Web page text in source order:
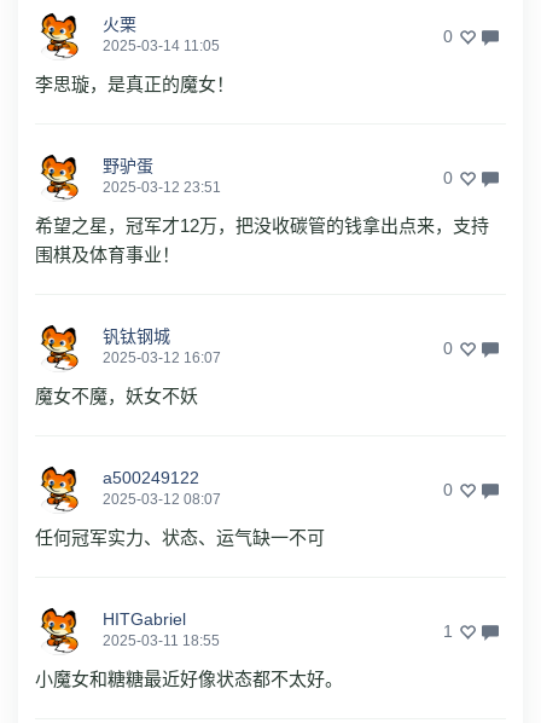
火栗
2025-03-14 11:05 0
李思璇，是真正的魔女！
野驴蛋
2025-03-12 23:51 0
希望之星，冠军才12万，把没收碳管的钱拿出点来，支持
围棋及体育事业！
钒钛钢城
2025-03-12 16:07 0
魔女不魔，妖女不妖
a500249122
2025-03-12 08:07 0
任何冠军实力、状态、运气缺一不可
HITGabriel
2025-03-11 18:55 1
小魔女和糖糖最近好像状态都不太好。